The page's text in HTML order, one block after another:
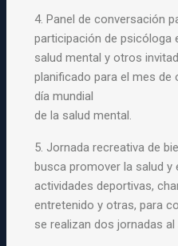
4. Panel de conversación
participación de psicóloga
salud mental y otros
planificado para el mes de
día mundial
de la salud mental.
5. Jornada recreativa de
busca promover la salud y
actividades deportivas,
entretenidoy otras, para
se realizan dos jornadas al